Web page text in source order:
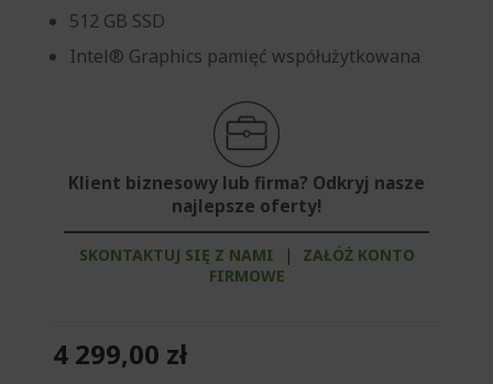
512 GB SSD
Intel® Graphics pamięć współużytkowana
Klient biznesowy lub firma? Odkryj nasze
najlepsze oferty!
SKONTAKTUJ SIĘ Z NAMI |
ZAŁÓŻ KONTO
FIRMOWE
4 299,00 zł